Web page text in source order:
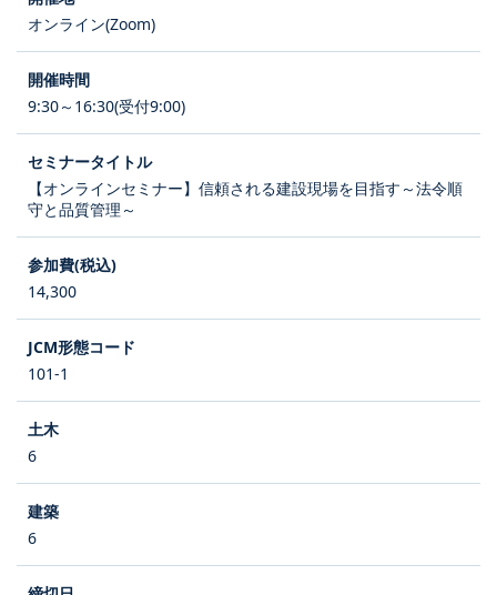
オンライン(Zoom)
9:30～16:30(受付9:00)
【オンラインセミナー】信頼される建設現場を目指す～法令順
守と品質管理～
14,300
101-1
6
6